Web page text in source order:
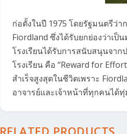
ก่อตั้งในปี 1975 โดยรัฐมนตรีว่
Fiordland ซึ่งได้รับยกย่องว่าเป็
โรงเรียนได้รับการสนับสนุนจา
โรงเรียน คือ “Reward for
สำเร็จสูงสุดในชีวิตเพราะ
อาจารย์และเจ้าหน้าที่ทุกคนได้